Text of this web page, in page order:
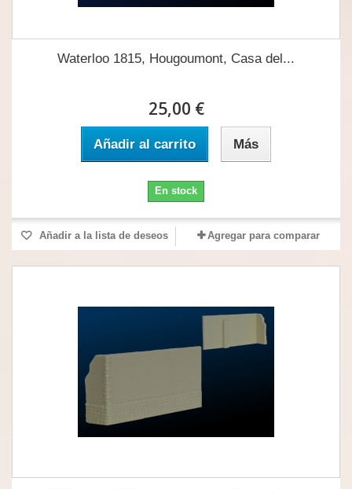
Waterloo 1815, Hougoumont, Casa del...
25,00 €
Añadir al carrito Más
En stock
Añadir a la lista de deseos Agregar para comparar